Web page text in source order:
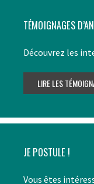
TÉMOIGNAGES
Découvrez les
JE POSTULE !
Vous êtes